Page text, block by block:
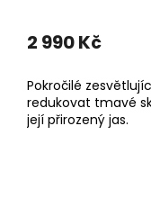
2 990 Kč
Pokročilé
redukovat tmavé
její přirozený jas.